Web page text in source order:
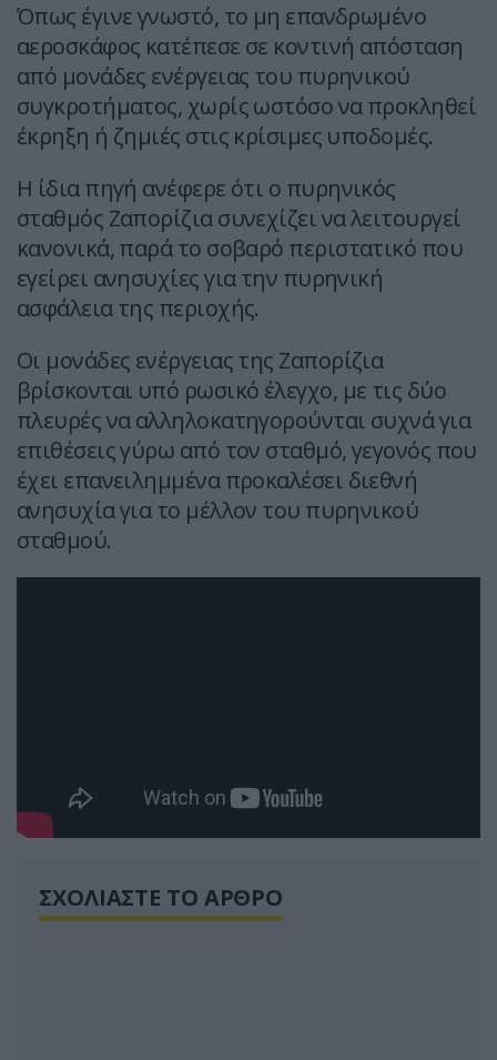
Όπως έγινε γνωστό, το μη επανδρωμένο
αεροσκάφος κατέπεσε σε κοντινή απόσταση
από μονάδες ενέργειας του πυρηνικού
συγκροτήματος, χωρίς ωστόσο να προκληθεί
έκρηξη ή ζημιές στις κρίσιμες υποδομές.
Η ίδια πηγή ανέφερε ότι ο πυρηνικός
σταθμός Ζαπορίζια συνεχίζει να λειτουργεί
κανονικά, παρά το σοβαρό περιστατικό που
εγείρει ανησυχίες για την πυρηνική
ασφάλεια της περιοχής.
Οι μονάδες ενέργειας της Ζαπορίζια
βρίσκονται υπό ρωσικό έλεγχο, με τις δύο
πλευρές να αλληλοκατηγορούνται συχνά για
επιθέσεις γύρω από τον σταθμό, γεγονός που
έχει επανειλημμένα προκαλέσει διεθνή
ανησυχία για το μέλλον του πυρηνικού
σταθμού.
ΣΧΟΛΙΑΣΤΕ ΤΟ ΑΡΘΡΟ